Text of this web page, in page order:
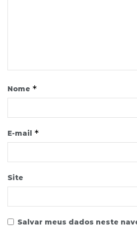
Nome *
E-mail *
Site
Salvar meus dados neste